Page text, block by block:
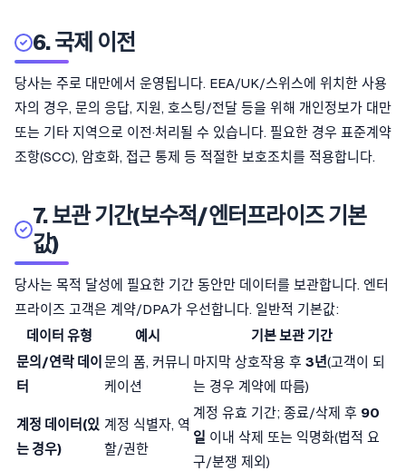
6. 국제 이전
당사는 주로 대만에서 운영됩니다. EEA/UK/스위스에 위치한 사용
자의 경우, 문의 응답, 지원, 호스팅/전달 등을 위해 개인정보가 대만
또는 기타 지역으로 이전·처리될 수 있습니다. 필요한 경우 표준계약
조항(SCC), 암호화, 접근 통제 등 적절한 보호조치를 적용합니다.
7. 보관 기간(보수적/엔터프라이즈 기본
값)
당사는 목적 달성에 필요한 기간 동안만 데이터를 보관합니다. 엔터
프라이즈 고객은 계약/DPA가 우선합니다. 일반적 기본값:
데이터 유형
예시
기본 보관 기간
문의/연락 데이
터
문의 폼, 커뮤니
케이션
마지막 상호작용 후 3년(고객이 되
는 경우 계약에 따름)
계정 데이터(있
는 경우)
계정 식별자, 역
할/권한
계정 유효 기간; 종료/삭제 후 90
일 이내 삭제 또는 익명화(법적 요
구/분쟁 제외)